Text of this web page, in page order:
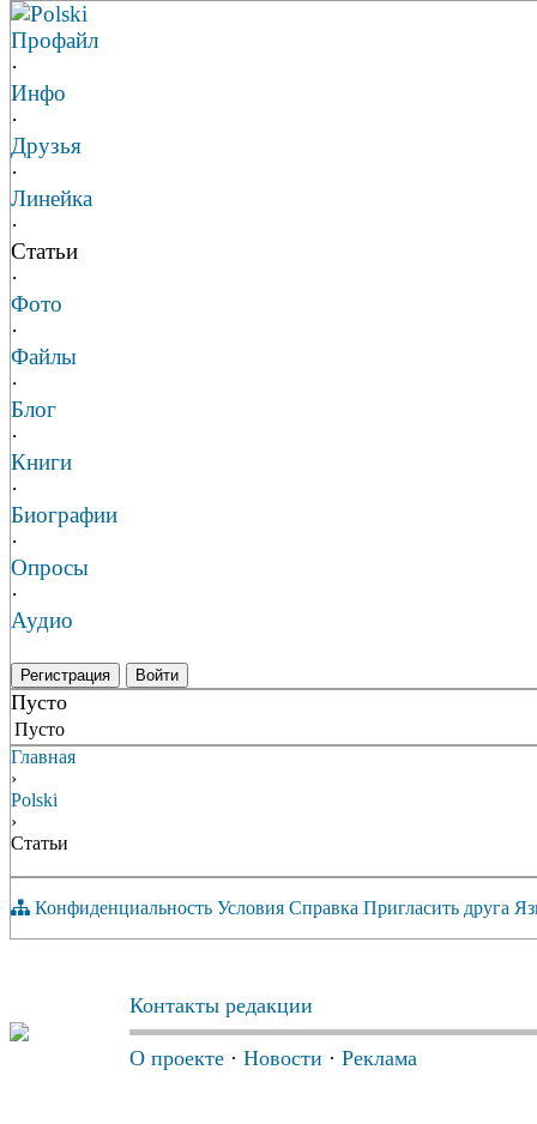
Polski
Профайл
·
Инфо
·
Друзья
·
Линейка
·
Статьи
·
Фото
·
Файлы
·
Блог
·
Книги
·
Биографии
·
Опросы
·
Аудио
Регистрация Войти
Пусто
Пусто
Главная
›
Polski
›
Статьи
Конфиденциальность Условия Справка Пригласить друга
Контакты редакции
О проекте · Новости · Реклама